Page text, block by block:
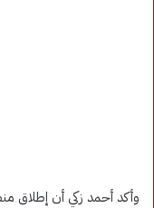
وأكد أحمد زكي أن إطلاق